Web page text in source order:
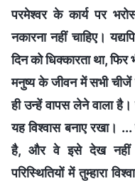
परमेश्वर के कार्य पर
नकारना नहीं चाहिए।
दिन को धिक्कारता था,
मनुष्य के जीवन में सभी चीजें
ही उन्हें वापस लेने वाला
यह विश्वास बनाए रखा। ...
है, और वे इसे देख नहीं
परिस्थितियों में तुम्हारा